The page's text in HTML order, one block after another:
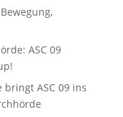
ASC 09
ASC 09 ins